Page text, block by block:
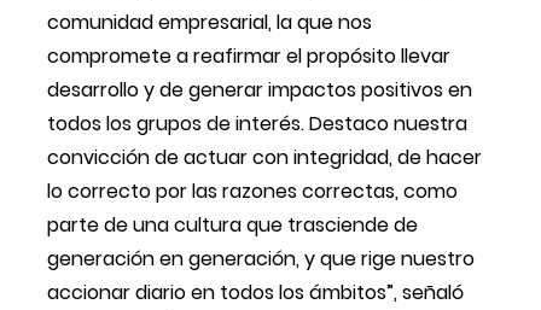
comunidad empresarial, la que nos
compromete a reafirmar el propósito llevar
desarrollo y de generar impactos positivos en
todos los grupos de interés. Destaco nuestra
convicción de actuar con integridad, de hacer
lo correcto por las razones correctas, como
parte de una cultura que trasciende de
generación en generación, y que rige nuestro
accionar diario en todos los ámbitos”, señaló